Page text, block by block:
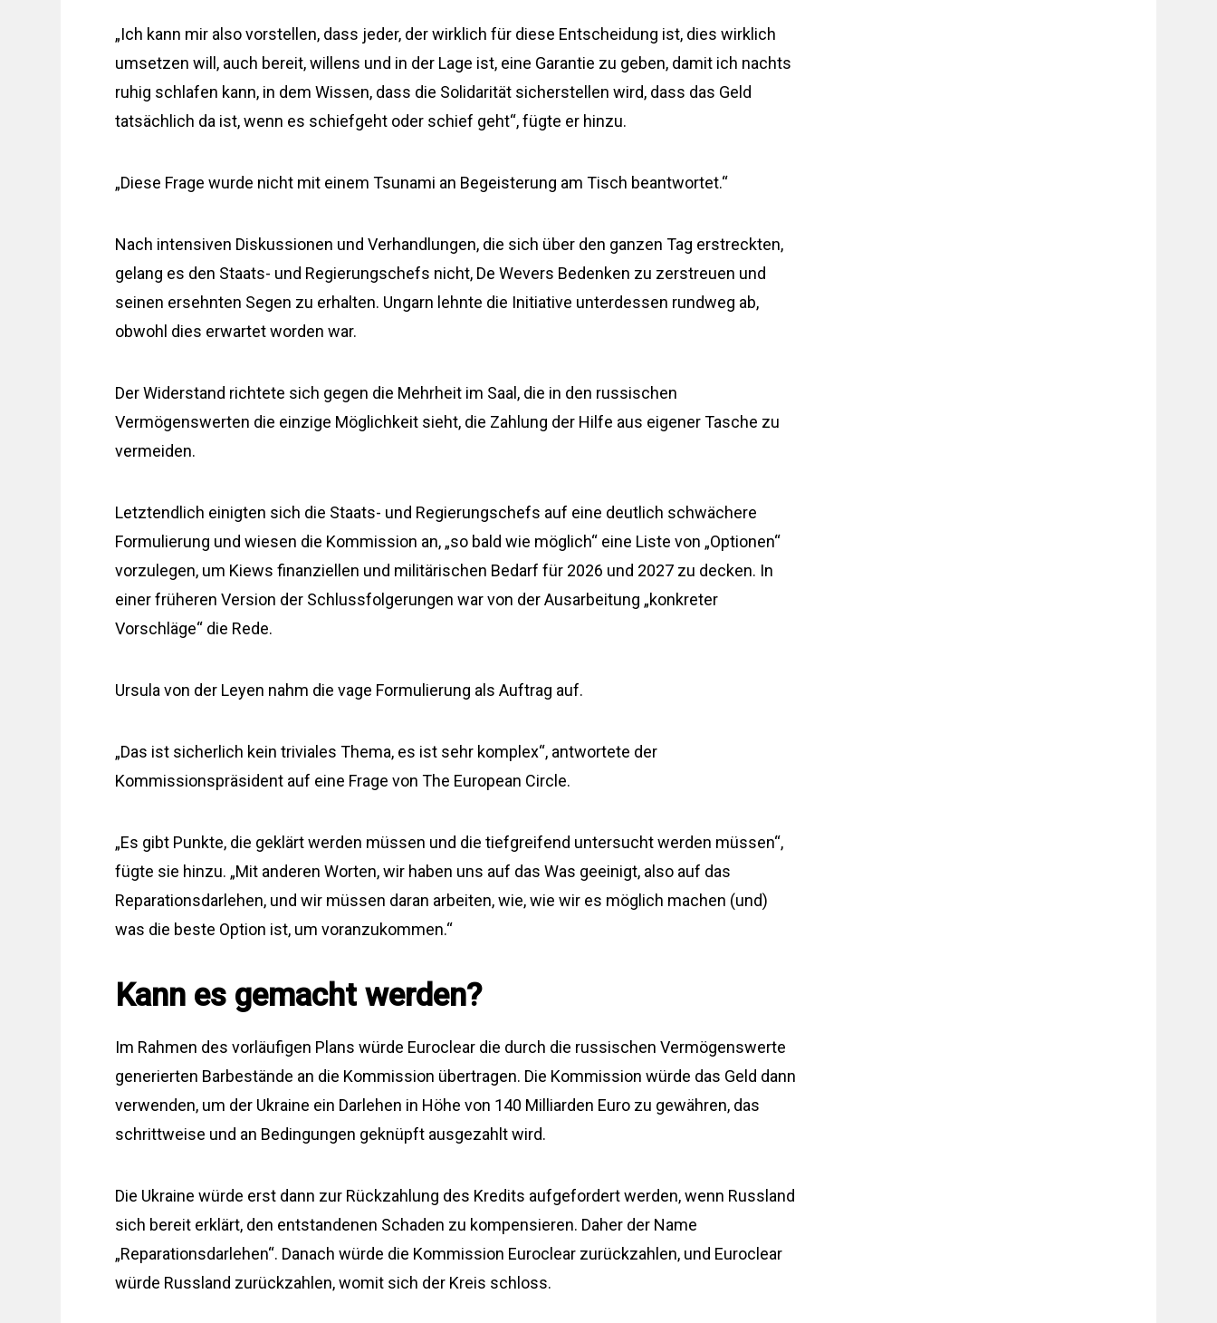
„Ich kann mir also vorstellen, dass jeder, der wirklich für diese Entscheidung ist, dies wirklich
umsetzen will, auch bereit, willens und in der Lage ist, eine Garantie zu geben, damit ich nachts
ruhig schlafen kann, in dem Wissen, dass die Solidarität sicherstellen wird, dass das Geld
tatsächlich da ist, wenn es schiefgeht oder schief geht“, fügte er hinzu.
„Diese Frage wurde nicht mit einem Tsunami an Begeisterung am Tisch beantwortet.“
Nach intensiven Diskussionen und Verhandlungen, die sich über den ganzen Tag erstreckten,
gelang es den Staats- und Regierungschefs nicht, De Wevers Bedenken zu zerstreuen und
seinen ersehnten Segen zu erhalten. Ungarn lehnte die Initiative unterdessen rundweg ab,
obwohl dies erwartet worden war.
Der Widerstand richtete sich gegen die Mehrheit im Saal, die in den russischen
Vermögenswerten die einzige Möglichkeit sieht, die Zahlung der Hilfe aus eigener Tasche zu
vermeiden.
Letztendlich einigten sich die Staats- und Regierungschefs auf eine deutlich schwächere
Formulierung und wiesen die Kommission an, „so bald wie möglich“ eine Liste von „Optionen“
vorzulegen, um Kiews finanziellen und militärischen Bedarf für 2026 und 2027 zu decken. In
einer früheren Version der Schlussfolgerungen war von der Ausarbeitung „konkreter
Vorschläge“ die Rede.
Ursula von der Leyen nahm die vage Formulierung als Auftrag auf.
„Das ist sicherlich kein triviales Thema, es ist sehr komplex“, antwortete der
Kommissionspräsident auf eine Frage von The European Circle.
„Es gibt Punkte, die geklärt werden müssen und die tiefgreifend untersucht werden müssen“,
fügte sie hinzu. „Mit anderen Worten, wir haben uns auf das Was geeinigt, also auf das
Reparationsdarlehen, und wir müssen daran arbeiten, wie, wie wir es möglich machen (und)
was die beste Option ist, um voranzukommen.“
Kann es gemacht werden?
Im Rahmen des vorläufigen Plans würde Euroclear die durch die russischen Vermögenswerte
generierten Barbestände an die Kommission übertragen. Die Kommission würde das Geld dann
verwenden, um der Ukraine ein Darlehen in Höhe von 140 Milliarden Euro zu gewähren, das
schrittweise und an Bedingungen geknüpft ausgezahlt wird.
Die Ukraine würde erst dann zur Rückzahlung des Kredits aufgefordert werden, wenn Russland
sich bereit erklärt, den entstandenen Schaden zu kompensieren. Daher der Name
„Reparationsdarlehen“. Danach würde die Kommission Euroclear zurückzahlen, und Euroclear
würde Russland zurückzahlen, womit sich der Kreis schloss.